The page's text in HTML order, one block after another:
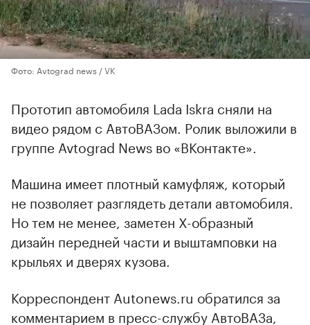
Фото: Avtograd news / VK
Прототип автомобиля Lada Iskra сняли на
видео рядом с АвтоВАЗом. Ролик выложили в
группе Avtograd News во «ВКонтакте».
Машина имеет плотный камуфляж, который
не позволяет разглядеть детали автомобиля.
Но тем не менее, заметен X-образный
дизайн передней части и выштамповки на
крыльях и дверях кузова.
Корреспондент Autonews.ru обратился за
комментарием в пресс-службу АвтоВАЗа,